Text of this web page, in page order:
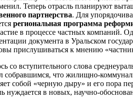
Теперь отрасль планируют
партнерства. Для
региональная программа
в процессе частных компаний.
документа в Уральском
прислушиваться к мнению
со вступительного слова
собравшимся, что жилищно-
собой «черную дыру» и его пора
нуждается в новых, научно-